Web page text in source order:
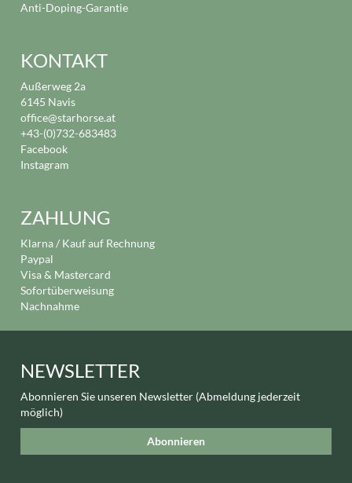
Anti-Doping-Garantie
KONTAKT
Außerweg 2a
6145 Navis
office@starhorse.at
+43-(0)732-683483
Facebook
Instagram
ZAHLUNG
Klarna / Kauf auf Rechnung
Paypal
Visa & Mastercard
Sofortüberweisung
Nachnahme
NEWSLETTER
Abonnieren Sie unseren Newsletter (Abmeldung jederzeit
möglich)
Abonnieren